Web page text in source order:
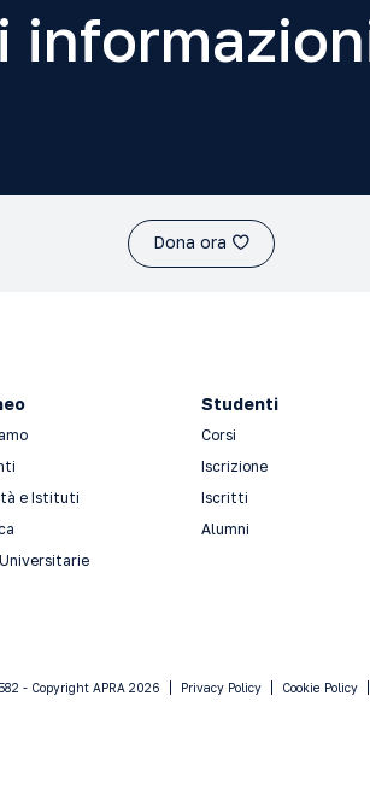
Dona ora
e Istituti
Studenti
Corsi
Iscrizione
Iscritti
Alumni
- Copyright APRA 2026 Privacy Policy Cookie Policy